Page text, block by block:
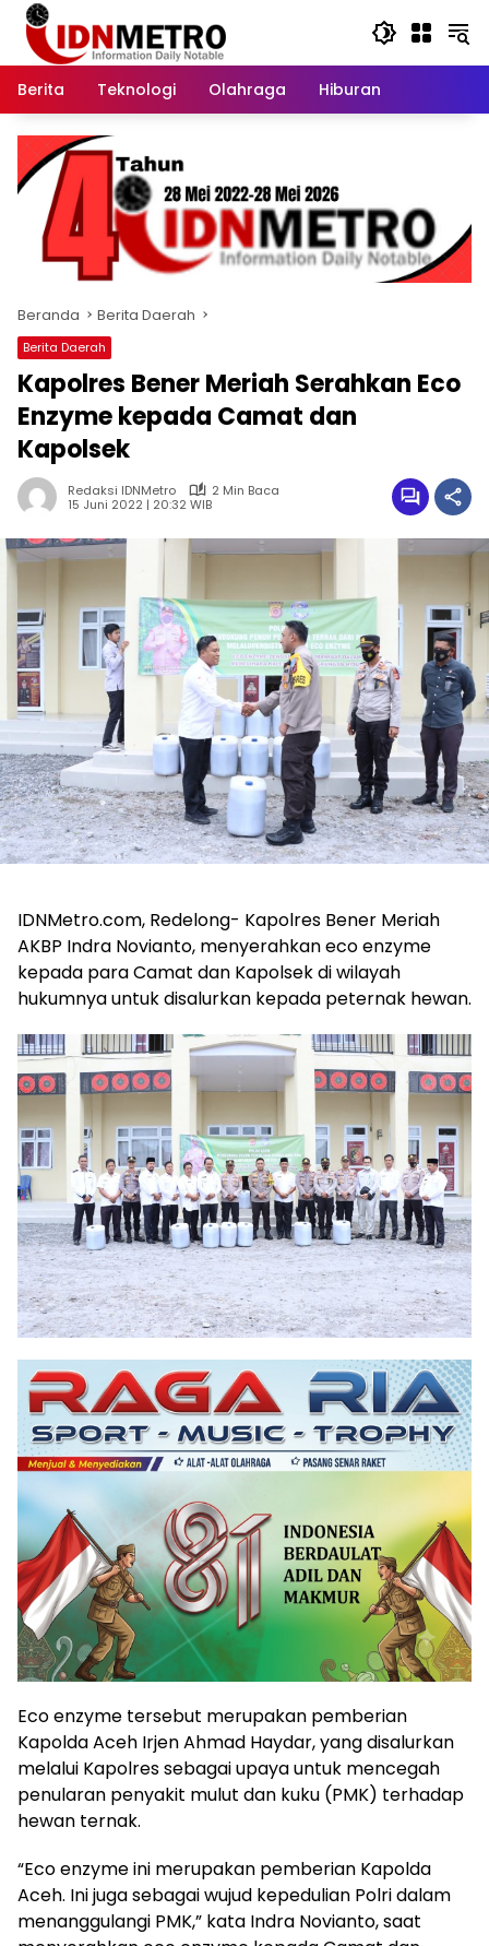
Langsung
konten
Berita
Teknologi Olahraga Hiburan
Beranda Berita Daerah
Berita Daerah
Kapolres Bener Meriah Serahkan Eco
Enzyme kepada Camat dan
Kapolsek
Redaksi IDNMetro
2 Min Baca
15 Juni 2022 | 20:32 WIB
IDNMetro.com, Redelong- Kapolres Bener Meriah
AKBP Indra Novianto, menyerahkan eco enzyme
kepada para Camat dan Kapolsek di wilayah
hukumnya untuk disalurkan kepada peternak hewan.
Eco enzyme tersebut merupakan pemberian
Kapolda Aceh Irjen Ahmad Haydar, yang disalurkan
melalui Kapolres sebagai upaya untuk mencegah
penularan penyakit mulut dan kuku (PMK) terhadap
hewan ternak.
“Eco enzyme ini merupakan pemberian Kapolda
Aceh. Ini juga sebagai wujud kepedulian Polri dalam
menanggulangi PMK,” kata Indra Novianto, saat